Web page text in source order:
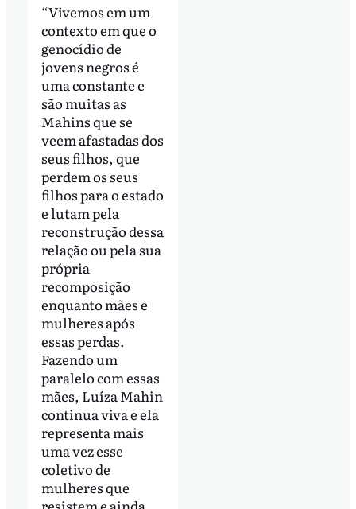
“Vivemos em um
contexto em que o
genocídio de
jovens negros é
uma constante e
são muitas as
Mahins que se
veem afastadas dos
seus filhos, que
perdem os seus
filhos para o estado
e lutam pela
reconstrução dessa
relação ou pela sua
própria
recomposição
enquanto mães e
mulheres após
essas perdas.
Fazendo um
paralelo com essas
mães, Luíza Mahin
continua viva e ela
representa mais
uma vez esse
coletivo de
mulheres que